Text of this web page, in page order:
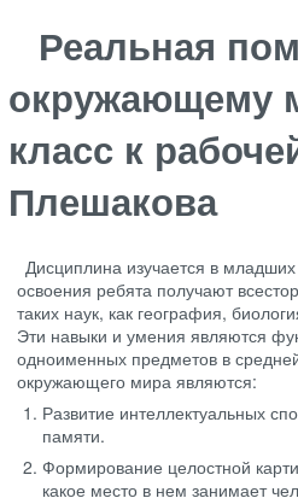
Реальная
окружающему
класс к
Плешакова
Дисциплина изучается в
освоения ребята получают
таких наук, как география,
Эти навыки и умения являются
одноименных предметов в
окружающего мира являются:
Развитие интеллектуальных
памяти.
Формирование целостной
какое место в нем занимает